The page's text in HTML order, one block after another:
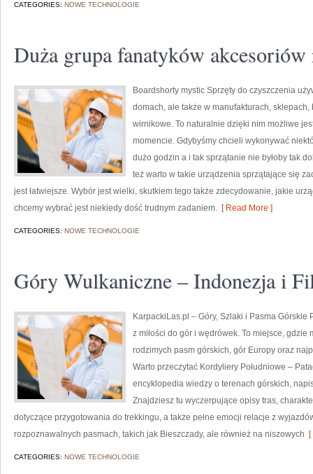
CATEGORIES: NOWE TECHNOLOGIE
Duża grupa fanatyków
Boardshorty mystic Sprzęty do czyszczenia
domach, ale także w manufakturach,
wirnikowe. To naturalnie dzięki nim możliwe
momencie. Gdybyśmy chcieli wykonywać
dużo godzin a i tak sprzątanie nie byłoby tak
też warto w takie urządzenia sprzątające się
jest łatwiejsze. Wybór jest wielki, skutkiem tego także zdecydowanie, jakie
chcemy wybrać jest niekiedy dość trudnym zadaniem. [ Read More ]
CATEGORIES: NOWE TECHNOLOGIE
Góry Wulkaniczne – Indonezja i
KarpackiLas.pl – Góry, Szlaki i Pasma Górskie
z miłości do gór i wędrówek. To miejsce, gdzie
rodzimych pasm górskich, gór Europy oraz
Warto przeczytać Kordyliery Południowe –
encyklopedia wiedzy o terenach górskich,
Znajdziesz tu wyczerpujące opisy tras,
dotyczące przygotowania do trekkingu, a także pełne emocji relacje z
rozpoznawalnych pasmach, takich jak Bieszczady, ale również na niszowych
CATEGORIES: NOWE TECHNOLOGIE